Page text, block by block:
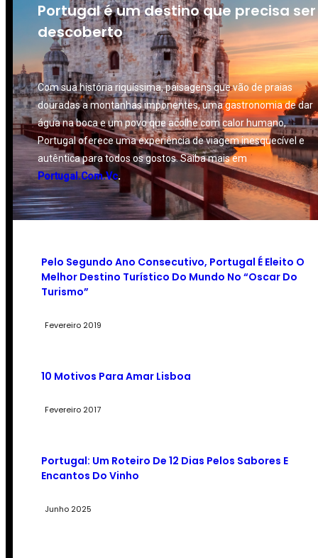
Portugal é um destino que precisa ser
descoberto
Com sua história riquíssima, paisagens que vão de praias
douradas a montanhas imponentes, uma gastronomia de dar
água na boca e um povo que acolhe com calor humano,
Portugal oferece uma experiência de viagem inesquecível e
autêntica para todos os gostos. Saiba mais em
Portugal.Com.Vc.
Pelo Segundo Ano Consecutivo, Portugal É Eleito O
Melhor Destino Turístico Do Mundo No “Oscar Do
Turismo”
Fevereiro 2019
10 Motivos Para Amar Lisboa
Fevereiro 2017
Portugal: Um Roteiro De 12 Dias Pelos Sabores E
Encantos Do Vinho
Junho 2025